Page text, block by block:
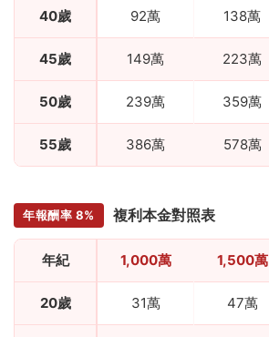
40歲 92萬 138萬
45歲 149萬 223萬
50歲 239萬 359萬
55歲 386萬 578萬
年報酬率 8% 複利本金對照表
年紀 1,000萬 1,500萬
20歲 31萬 47萬